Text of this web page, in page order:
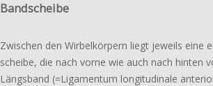
Bandscheibe
Zwischen den Wirbel­­körpern liegt jeweils eine
scheibe, die nach vorne wie auch nach hinten
Längs­band (=Liga­mentum longi­­tudinale